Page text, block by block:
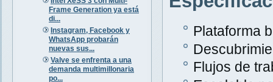
Frame Generation ya está
di...
Instagram, Facebook y
WhatsApp probarán
nuevas sus...
Valve se enfrenta a una
demanda multimillonaria
po...
Plataforma
Flujos de